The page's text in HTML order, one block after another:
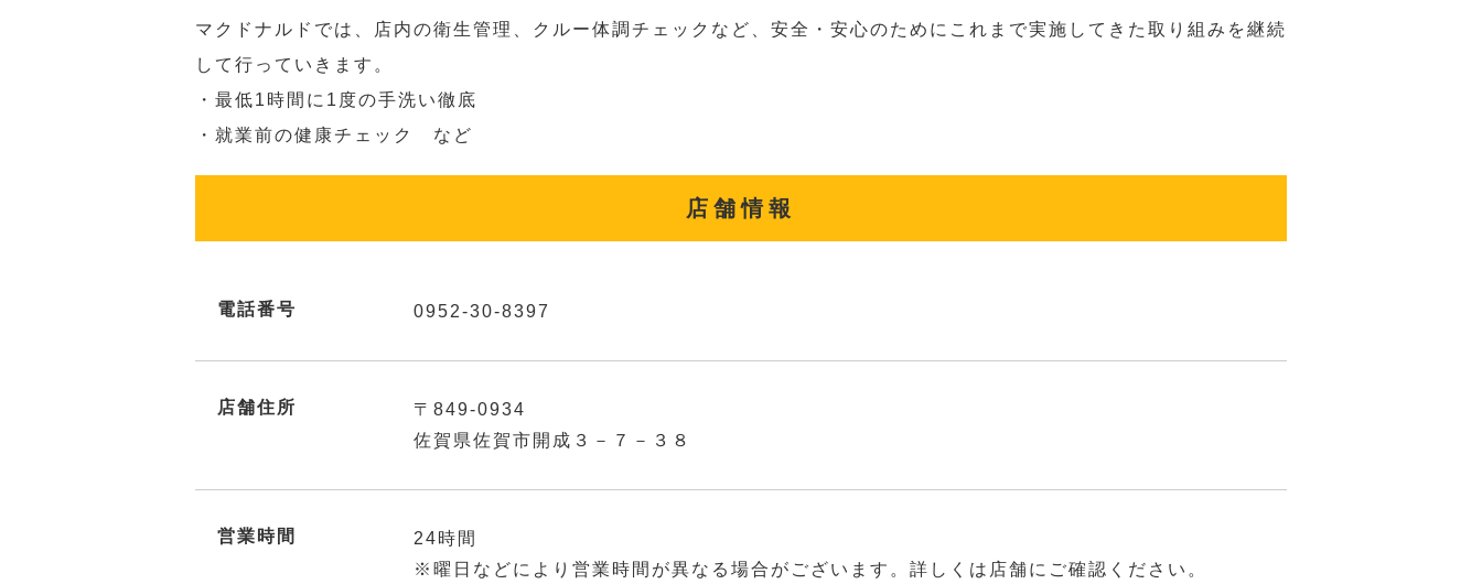
マクドナルドでは、店内の衛生管理、クルー体調チェックなど、安全・安心のためにこれまで実施してきた取り組みを継続
して行っていきます。
・最低1時間に1度の手洗い徹底
・就業前の健康チェック など
店舗情報
電話番号 0952-30-8397
店舗住所
〒849-0934
佐賀県佐賀市開成３－７－３８
営業時間
24時間
※曜日などにより営業時間が異なる場合がございます。詳しくは店舗にご確認ください。